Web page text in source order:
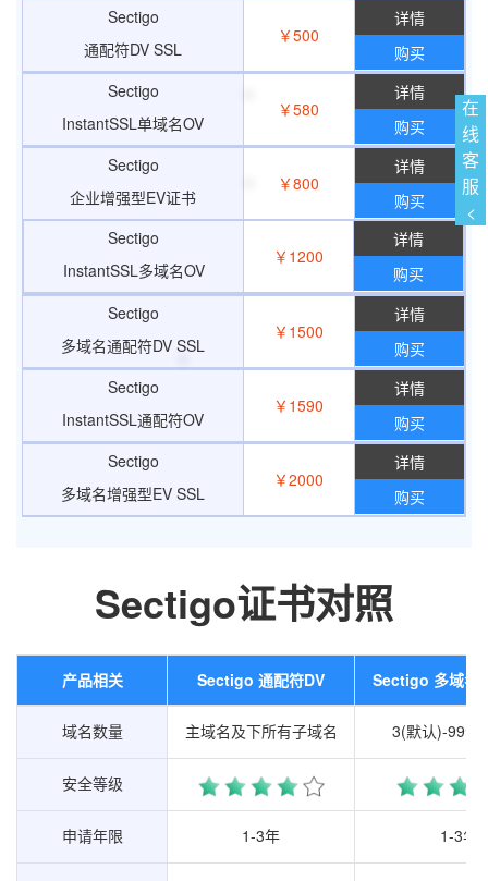
Sectigo
通配符DV SSL
￥500
购买
Sectigo
InstantSSL单域名OV
￥580
购买
Sectigo
企业增强型EV证书
￥800
购买
Sectigo
InstantSSL多域名OV
￥1200
购买
Sectigo
多域名通配符DV SSL
￥1500
购买
Sectigo
InstantSSL通配符OV
￥1590
购买
Sectigo
多域名增强型EV SSL
￥2000
购买
Sectigo证书对照
产品相关 Sectigo 通配符DV Sectigo 多域名
域名数量 主域名及下所有子域名 3(默认)-99个
安全等级
申请年限 1-3年 1-3年
产品相关
域名数量
安全等级
申请年限
在
线
客
服
<
0371-
66266001